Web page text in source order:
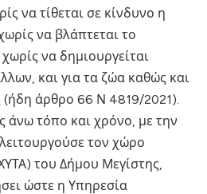
να τίθεται σε κίνδυνο η
να βλάπτεται το
να δημιουργείται
και για τα ζώα καθώς και
(ήδη άρθρο 66 Ν 4819/2021).
άνω τόπο και χρόνο, με την
τον χώρο
του Δήμου Μεγίστης,
ώστε η Υπηρεσία